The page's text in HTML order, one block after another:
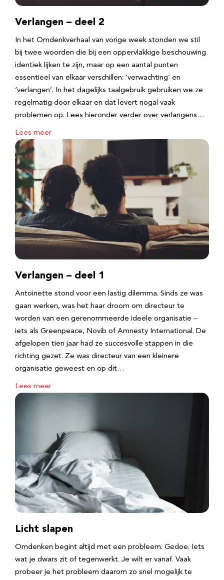
Verlangen – deel 2
In het Omdenkverhaal van vorige week stonden we stil
bij twee woorden die bij een oppervlakkige beschouwing
identiek lijken te zijn, maar op een aantal punten
essentieel van elkaar verschillen: ‘verwachting’ en
‘verlangen’. In het dagelijks taalgebruik gebruiken we ze
regelmatig door elkaar en dat levert nogal vaak
problemen op. Lees hieronder verder over verlangens…
Lees meer
Verlangen – deel 1
Antoinette stond voor een lastig dilemma. Sinds ze was
gaan werken, was het haar droom om directeur te
worden van een gerenommeerde ideële organisatie –
iets als Greenpeace, Novib of Amnesty International. De
afgelopen tien jaar had ze succesvolle stappen in die
richting gezet. Ze was directeur van een kleinere
organisatie geweest en op dit…
Lees meer
Licht slapen
Omdenken begint altijd met een probleem. Gedoe. Iets
wat je dwars zit of tegenwerkt. Je wilt er vanaf. Vaak
probeer je het probleem daarom zo snel mogelijk te